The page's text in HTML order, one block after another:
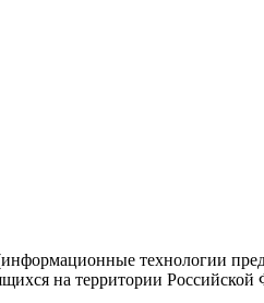
технологии
на территории